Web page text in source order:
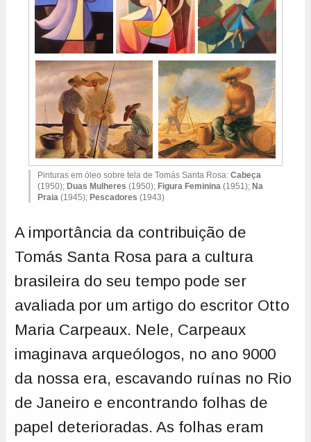
Pinturas em óleo sobre tela de Tomás Santa Rosa:Cabeça
(1950); Duas Mulheres (1950); Figura Feminina (1951); Na
Praia (1945); Pescadores (1943)
A importância da contribuição de
Tomás Santa Rosa para a cultura
brasileira do seu tempo pode ser
avaliada por um artigo do escritor Otto
Maria Carpeaux. Nele, Carpeaux
imaginava arqueólogos, no ano 9000
da nossa era, escavando ruínas no Rio
de Janeiro e encontrando folhas de
papel deterioradas. As folhas eram